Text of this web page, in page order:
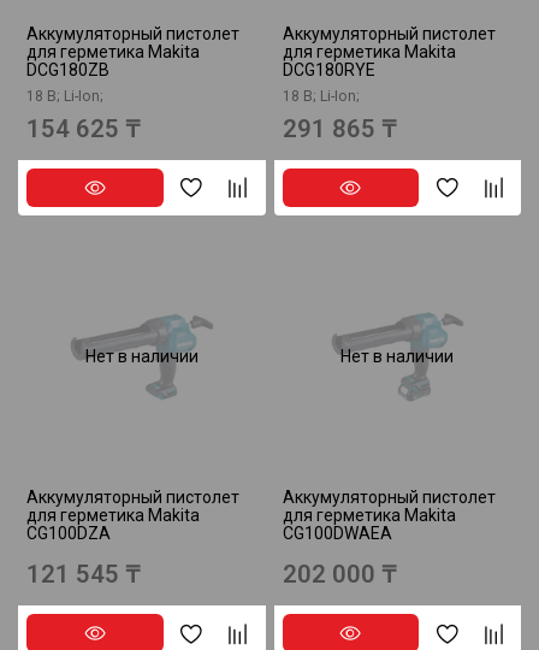
Аккумуляторный пистолет
для герметика Makita
DCG180ZB
18 В; Li-Ion;
154 625 ₸
Аккумуляторный пистолет
для герметика Makita
DCG180RYE
18 В; Li-Ion;
291 865 ₸
Нет в наличии
Аккумуляторный пистолет
для герметика Makita
CG100DZA
121 545 ₸
Нет в наличии
Аккумуляторный пистолет
для герметика Makita
CG100DWAEA
202 000 ₸